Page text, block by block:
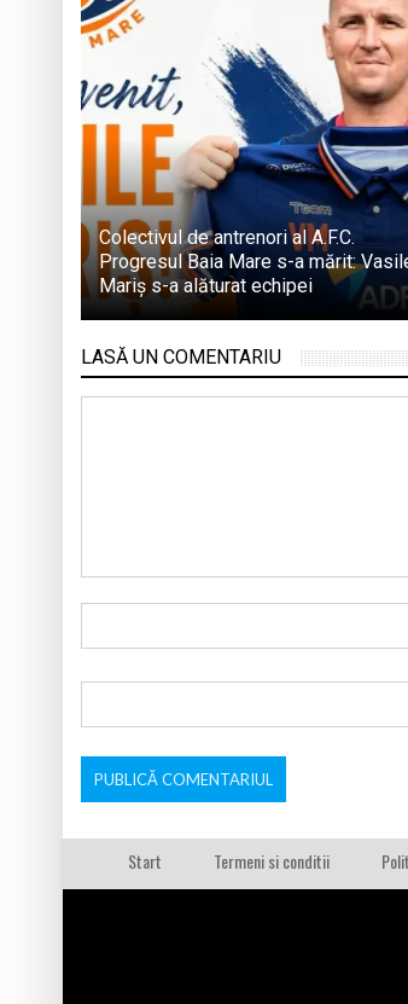
Colectivul de antrenori al A.F.C.
Progresul Baia Mare s-a mărit:
Mariș s-a alăturat echipei
LASĂ UN COMENTARIU
Start Termeni si conditii